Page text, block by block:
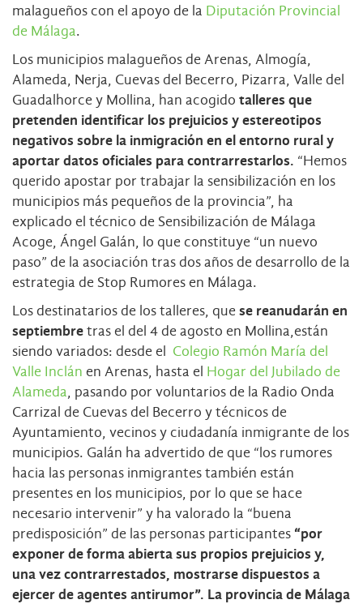
malagueños con el apoyo de la Diputación Provincial
de Málaga.
Los municipios malagueños de Arenas, Almogía,
Alameda, Nerja, Cuevas del Becerro, Pizarra, Valle del
Guadalhorce y Mollina, han acogido talleres que
pretenden identificar los prejuicios y estereotipos
negativos sobre la inmigración en el entorno rural y
aportar datos oficiales para contrarrestarlos. “Hemos
querido apostar por trabajar la sensibilización en los
municipios más pequeños de la provincia”, ha
explicado el técnico de Sensibilización de Málaga
Acoge, Ángel Galán, lo que constituye “un nuevo
paso” de la asociación tras dos años de desarrollo de la
estrategia de Stop Rumores en Málaga.
Los destinatarios de los talleres, que se reanudarán en
septiembretras el del 4 de agosto en Mollina,están
siendo variados: desde el Colegio Ramón María del
Valle Inclán en Arenas, hasta el Hogar del Jubilado de
Alameda, pasando por voluntarios de la Radio Onda
Carrizal de Cuevas del Becerro y técnicos de
Ayuntamiento, vecinos y ciudadanía inmigrante de los
municipios. Galán ha advertido de que “los rumores
hacia las personas inmigrantes también están
presentes en los municipios, por lo que se hace
necesario intervenir” y ha valorado la “buena
predisposición” de las personas participantes “por
exponer de forma abierta sus propios prejuicios y,
una vez contrarrestados, mostrarse dispuestos a
ejercer de agentes antirumor”. La provincia de Málaga